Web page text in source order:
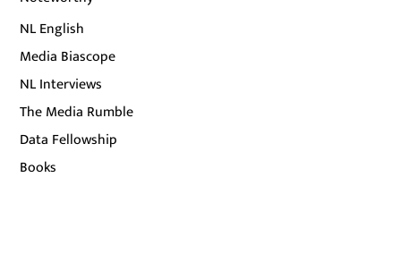
NL English
Media Biascope
NL Interviews
The Media Rumble
Data Fellowship
Books